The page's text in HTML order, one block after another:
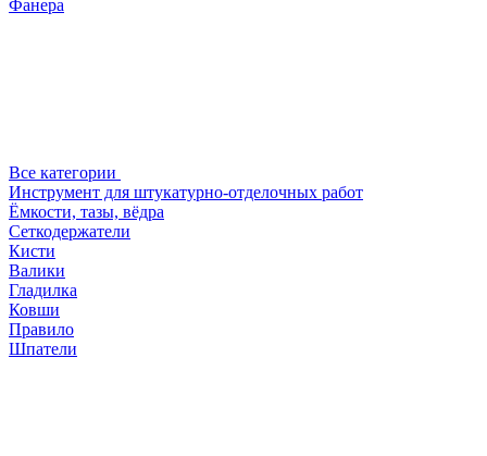
Фанера
Все категории
Инструмент для штукатурно-отделочных работ
Ёмкости, тазы, вёдра
Сеткодержатели
Кисти
Валики
Гладилка
Ковши
Правило
Шпатели